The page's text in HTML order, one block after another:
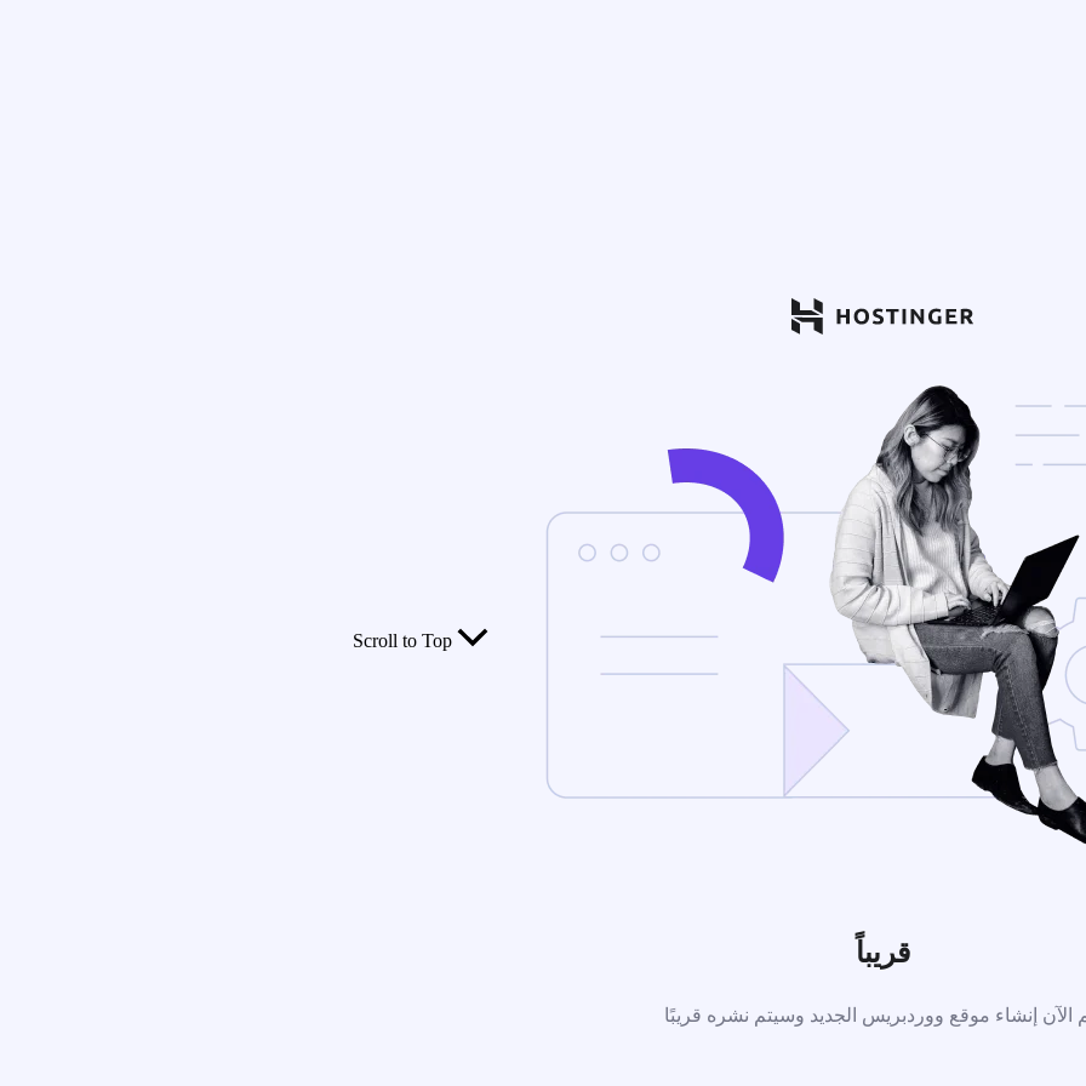
قريباً
الآن إنشاء موقع ووردبريس الجديد وسيتم نشره قريبًا
Scroll to Top